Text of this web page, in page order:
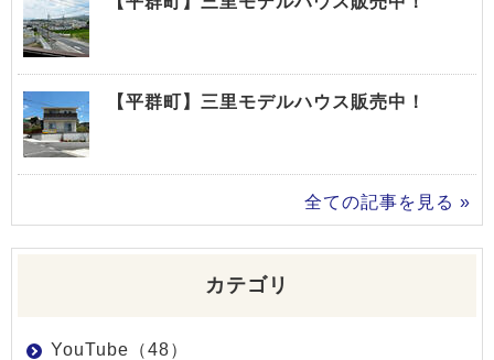
【平群町】三里モデルハウス販売中！
全ての記事を見る »
カテゴリ
YouTube（48）